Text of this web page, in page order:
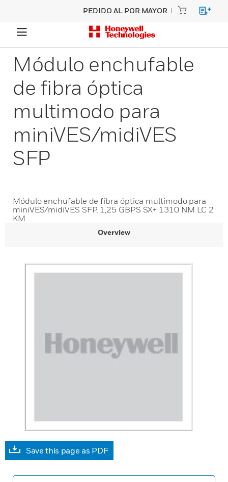
PEDIDO AL POR MAYOR
Módulo enchufable
de fibra óptica
multimodo para
miniVES/midiVES
SFP
Módulo enchufable de fibra óptica multimodo para
miniVES/midiVES SFP, 1,25 GBPS SX+ 1310 NM LC 2
KM
Overview
Save this page as PDF